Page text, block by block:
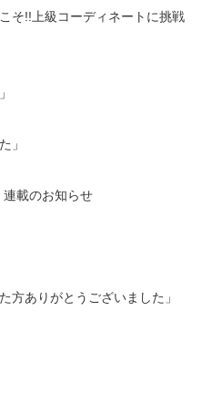
そ!!上級コーディネートに挑戦
」
載のお知らせ
方ありがとうございました」